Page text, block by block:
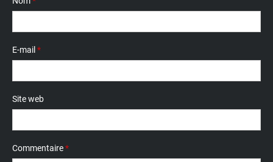
E-mail *
Site web
Commentaire*